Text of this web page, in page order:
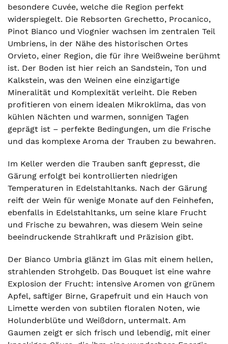
besondere Cuvée, welche die Region perfekt
widerspiegelt. Die Rebsorten Grechetto, Procanico,
Pinot Bianco und Viognier wachsen im zentralen Teil
Umbriens, in der Nähe des historischen Ortes
Orvieto, einer Region, die für ihre Weißweine berühmt
ist. Der Boden ist hier reich an Sandstein, Ton und
Kalkstein, was den Weinen eine einzigartige
Mineralität und Komplexität verleiht. Die Reben
profitieren von einem idealen Mikroklima, das von
kühlen Nächten und warmen, sonnigen Tagen
geprägt ist – perfekte Bedingungen, um die Frische
und das komplexe Aroma der Trauben zu bewahren.
Im Keller werden die Trauben sanft gepresst, die
Gärung erfolgt bei kontrollierten niedrigen
Temperaturen in Edelstahltanks. Nach der Gärung
reift der Wein für wenige Monate auf den Feinhefen,
ebenfalls in Edelstahltanks, um seine klare Frucht
und Frische zu bewahren, was diesem Wein seine
beeindruckende Strahlkraft und Präzision gibt.
Der Bianco Umbria glänzt im Glas mit einem hellen,
strahlenden Strohgelb. Das Bouquet ist eine wahre
Explosion der Frucht: intensive Aromen von grünem
Apfel, saftiger Birne, Grapefruit und ein Hauch von
Limette werden von subtilen floralen Noten, wie
Holunderblüte und Weißdorn, untermalt. Am
Gaumen zeigt er sich frisch und lebendig, mit einer